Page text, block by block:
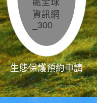
生態保護預約申請